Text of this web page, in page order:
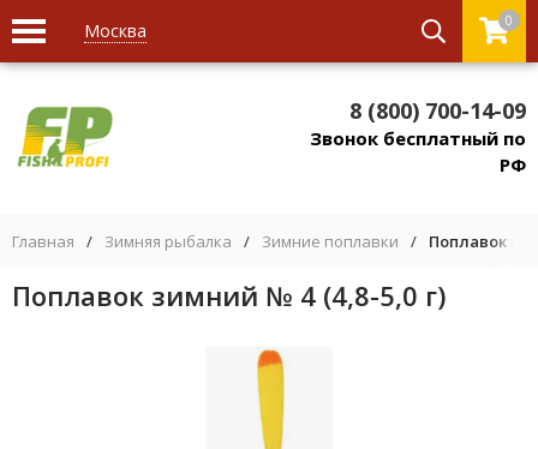
Москва 0
8 (800) 700-14-09
Звонок бесплатный по
РФ
Главная / Зимняя рыбалка / Зимние поплавки / Поплавок
Поплавок зимний № 4 (4,8-5,0 г)